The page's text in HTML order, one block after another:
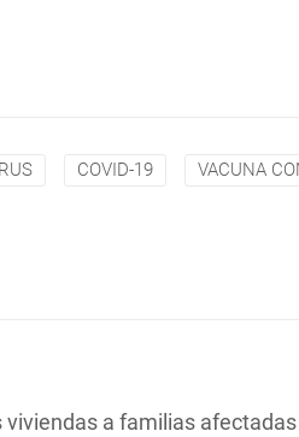
COVID-19 VACUNA
a familias